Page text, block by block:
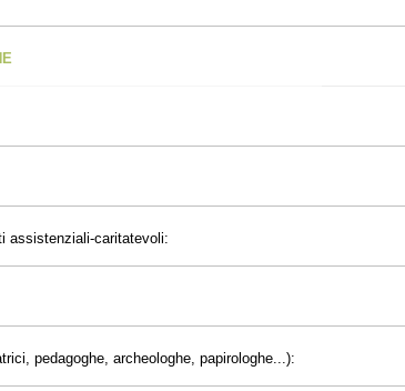
assistenziali-caritatevoli:
pedagoghe, archeologhe, papirologhe...):